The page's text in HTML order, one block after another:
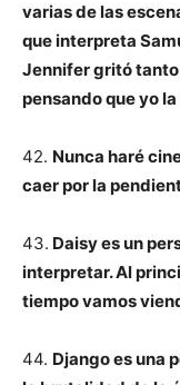
varias de las
que interpreta
Jennifer gritó tanto
pensando que yo
42. Nunca haré
caer por la
43. Daisy es un
interpretar. Al
tiempo vamos
44. Django es una